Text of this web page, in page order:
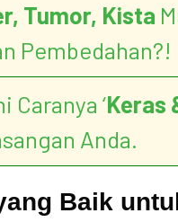
Tumor, Kista
Pembedahan?!
Caranya ‘Keras
Anda.
Baik